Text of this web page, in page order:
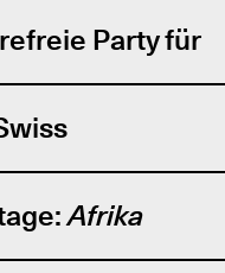
Party für
Afrika